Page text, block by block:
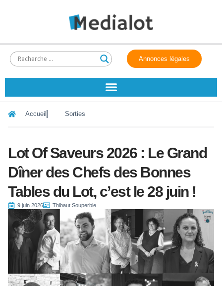
Annonces légales
Accueil Sorties
Lot Of Saveurs 2026 : Le Grand
Dîner des Chefs des Bonnes
Tables du Lot, c’est le 28 juin !
9 juin 2026 Thibaut Souperbie